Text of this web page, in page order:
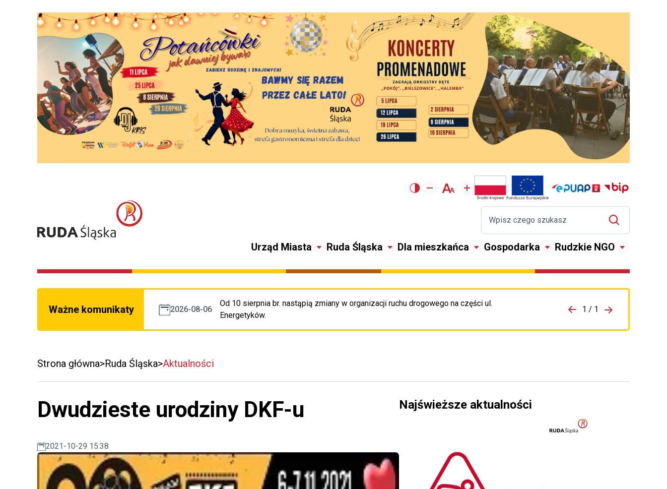
Urząd Miasta Ruda Śląska Dla mieszkańca Gospodarka Rudzkie NGO
Ważne komunikaty 2026-08-06
Od 10 sierpnia br. nastąpią zmiany w organizacji ruchu drogowego na części ul.
Energetyków.
Przejdź do porzpedniego komunikatu 1 / 1
Przejdź do
Strona główna Ruda Śląska Aktualności
Dwudzieste urodziny DKF-u
2021-10-29 15:38
Najświeższe aktualności